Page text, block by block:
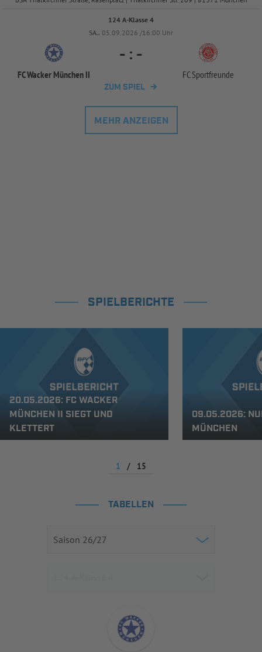
124 A-Klasse 4
SA.. 05.09.2026 /16:00 Uhr
FC Wacker München II
- : -
FC Sportfreunde
ZUM SPIEL
MEHR ANZEIGEN
SPIELBERICHTE
20.05.2026: FC WACKER
MÜNCHEN II SIEGT UND
KLETTERT
09.05.2026:
MÜNCHEN
1 / 15
TABELLEN